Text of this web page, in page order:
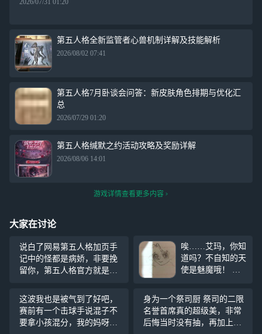
2026/07/31 01:20
第五人格全新监管者心兽机制详解及技能解析
2026/08/02 07:41
第五人格7月卧谈会问答：新皮肤角色排期与优化汇
总
2026/07/29 01:20
第五人格缄默之约活动攻略及奖励详解
2026/08/06 14:01
游戏详情查看更多内容
大家在讨论
说白了网易第五人格加页手
记中的怪都是病娇，非要挽
留你，第五人格官方就是主
大金一个没出小金占一半，
看你不开心，给你出个小
金。只能祝烛官99吧。#烛官
99#＠厕纸(黄金残业)＠
唉……艾玛，你知
道吗？不自知的天
使是魅魔哦！ 雪
其实是@用户aaadJ
yxp2 的投稿啦 p7
是参考，画的是第
二版，第二版真的
这波我也是被气到了好吧，
赛前有一个击球手说混子不
要拿小孩混分，我的妈呀，
身为一个祭司厨 祭司的二限
名誉首席真的超级美，非常
后悔当时没有抽，再加上以